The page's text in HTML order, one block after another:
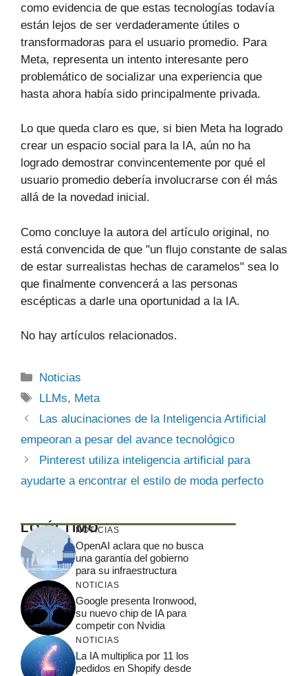
como evidencia de que estas tecnologías todavía
están lejos de ser verdaderamente útiles o
transformadoras para el usuario promedio. Para
Meta, representa un intento interesante pero
problemático de socializar una experiencia que
hasta ahora había sido principalmente privada.
Lo que queda claro es que, si bien Meta ha logrado
crear un espacio social para la IA, aún no ha
logrado demostrar convincentemente por qué el
usuario promedio debería involucrarse con él más
allá de la novedad inicial.
Como concluye la autora del artículo original, no
está convencida de que "un flujo constante de salas
de estar surrealistas hechas de caramelos" sea lo
que finalmente convencerá a las personas
escépticas a darle una oportunidad a la IA.
No hay artículos relacionados.
Categorías
Noticias
Etiquetas
LLMs, Meta
Las alucinaciones de la Inteligencia Artificial
empeoran a pesar del avance tecnológico
Pinterest utiliza inteligencia artificial para
ayudarte a encontrar el estilo de moda perfecto
LO ÚLTIMONOTICIAS
OpenAI aclara que no busca
una garantía del gobierno
para su infraestructura
NOTICIAS
Google presenta Ironwood,
su nuevo chip de IA para
competir con Nvidia
NOTICIAS
La IA multiplica por 11 los
pedidos en Shopify desde